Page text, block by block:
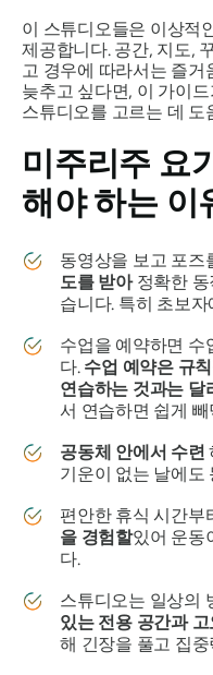
이 스튜디오들은 이상적
제공합니다. 공간, 지도,
고 경우에 따라서는 즐거
늦추고 싶다면, 이 가이
스튜디오를 고르는 데 도
미주리주 요
해야 하는 이
동영상을 보고 포즈
도를 받아 정확한
습니다. 특히 초보
수업을 예약하면 수
다. 수업 예약은 규
연습하는 것과는 달
서 연습하면 쉽게
공동체 안에서 수련
기운이 없는 날에도
편안한 휴식 시간부
을 경험할있어 운동
다.
스튜디오는 일상의
있는 전용 공간과
해 긴장을 풀고 집